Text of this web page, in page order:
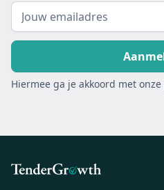
Hiermee ga je akkoord met onze